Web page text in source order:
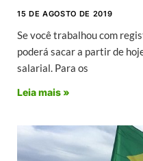
15 DE AGOSTO DE 2019
Se você trabalhou com
poderá sacar a partir de
salarial. Para os
Leia mais »